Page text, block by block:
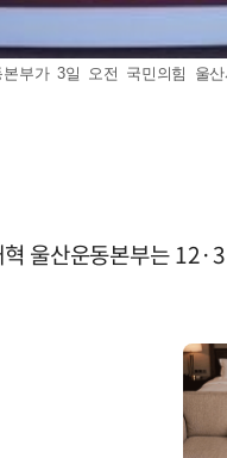
부가 3일 오전 국민의힘 울
울산운동본부는